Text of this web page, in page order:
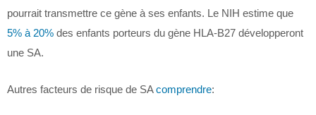
pourrait transmettre ce gène à ses enfants. Le NIH estime que
5% à 20% des enfants porteurs du gène HLA-B27 développeront
une SA.
Autres facteurs de risque de SAcomprendre: